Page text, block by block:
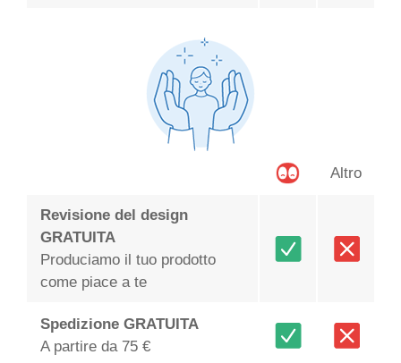
Altro
Revisione del design
GRATUITA
Produciamo il tuo prodotto
come piace a te
Spedizione GRATUITA
A partire da 75 €